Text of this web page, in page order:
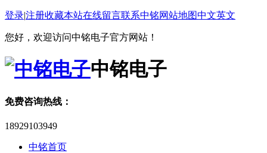
登录|注册收藏本站在线留言联系中铭网站地图中文英文
您好，欢迎访问中铭电子官方网站！
中铭电子
免费咨询热线：
18929103949
中铭首页